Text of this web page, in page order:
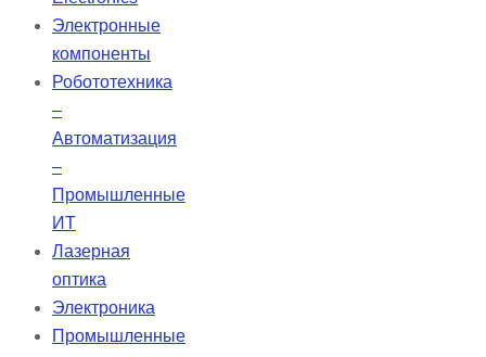
благополучию.
Электронные
компоненты
Робототехника
–
Автоматизация
–
Промышленные
ИТ
Лазерная
оптика
Электроника
Промышленные